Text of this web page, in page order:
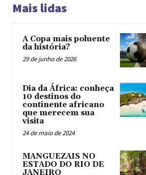
Mais lidas
A Copa mais poluente
da história?
29 de junho de 2026
Dia da África: conheça
10 destinos do
continente africano
que merecem sua
visita
24 de maio de 2024
MANGUEZAIS NO
ESTADO DO RIO DE
JANEIRO